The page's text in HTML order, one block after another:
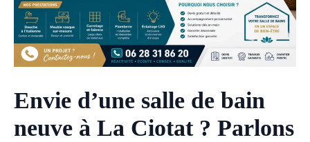
Envie d’une salle de bain
neuve à La Ciotat ? Parlons